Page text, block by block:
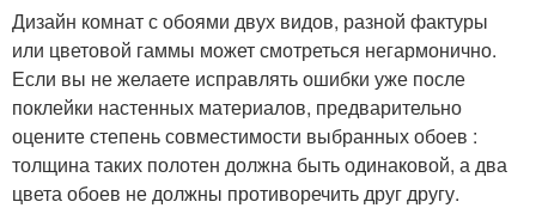
Дизайн комнат с обоями двух видов, разной фактуры
или цветовой гаммы может смотреться негармонично.
Если вы не желаете исправлять ошибки уже после
поклейки настенных материалов, предварительно
оцените степень совместимости выбранных обоев :
толщина таких полотен должна быть одинаковой, а два
цвета обоев не должны противоречить друг другу.